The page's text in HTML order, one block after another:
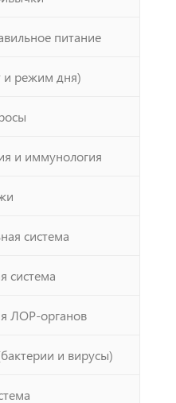
питание
режим дня)
и иммунология
система
система
ЛОР-органов
и вирусы)